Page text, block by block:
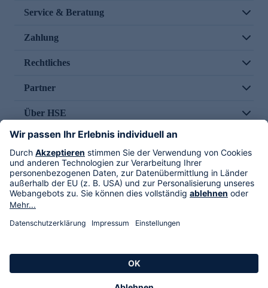
Service & Beratung
Zahlung
Rechtliches
Partner
Über HSE
Im TV
HSE International